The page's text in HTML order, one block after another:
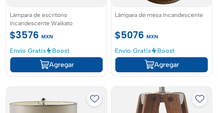
Lámpara de escritorio
Incandescente Waikato
$3576 MXN
Envío Gratis
Boost
Agregar
Lámpara de mesa Incandescente
$5076 MXN
Envío Gratis
Boost
Agregar